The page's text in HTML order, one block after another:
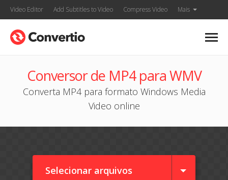
Video Editor Add Subtitles to Video Compress Video Mais
Conversor de MP4 para WMV
Converta MP4 para formato Windows Media
Video online
Selecionar arquivos